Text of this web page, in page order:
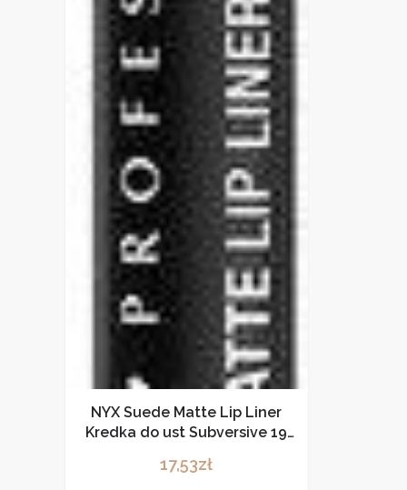
NYX Suede Matte Lip Liner
Kredka do ust Subversive 19
17,53zł